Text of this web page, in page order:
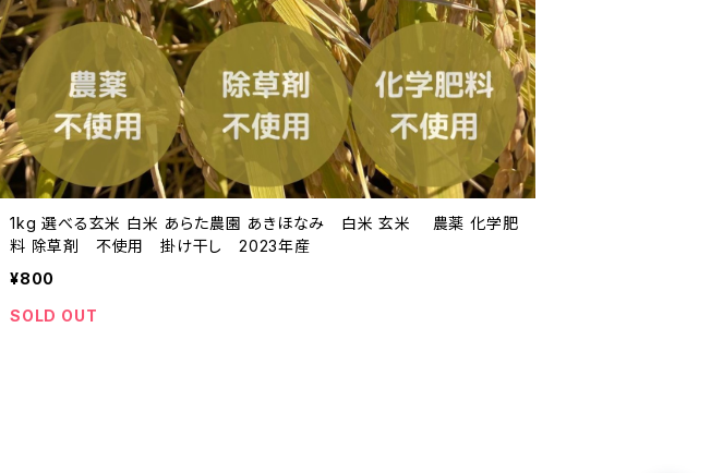
1kg 選べる玄米 白米 あらた農園 あきほなみ 白米 玄米 農薬 化学肥
料 除草剤 不使用 掛け干し 2023年産
¥800
SOLD OUT